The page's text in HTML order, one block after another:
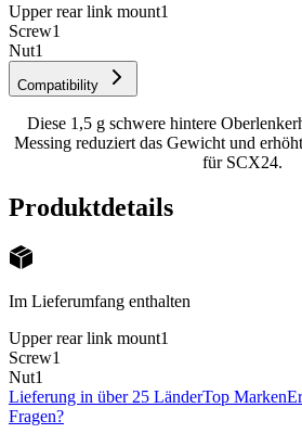
Upper rear link mount1
Screw1
Nut1
Compatibility
Diese 1,5 g schwere hintere
Messing reduziert das Gewicht und
für SCX24.
Produktdetails
Im Lieferumfang enthalten
Upper rear link mount1
Screw1
Nut1
Lieferung in über 25 LänderTop Marken
Fragen?